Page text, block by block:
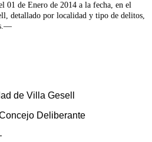
01 de Enero de 2014 a la fecha, en el
detallado por localidad y tipo de delitos,
de Villa Gesell
Deliberante